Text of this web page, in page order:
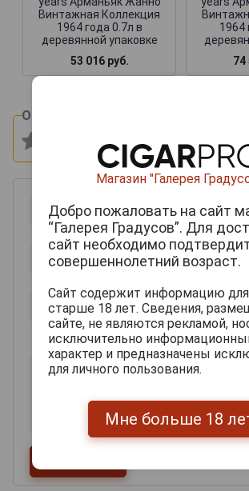
Винтажная Коллекция
1964 года 0.7л в
деревянной упаковке
53 016 руб.
1964
74
Оцените и напишите отзыв:
0
Магазин "Галерея
Добро пожаловать на сайт
“Галерея Градусов”. Для
сайт необходимо
совершеннолетний возраст.
Сайт содержит информацию
старше 18 лет. Сведения,
сайте, не являются рекламой,
исключительно
характер и предназначены
для личного пользования.
Мне больше 18